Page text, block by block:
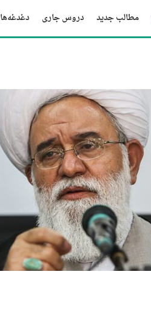
مطالب جدید دروس جاری دغدغه‌ها